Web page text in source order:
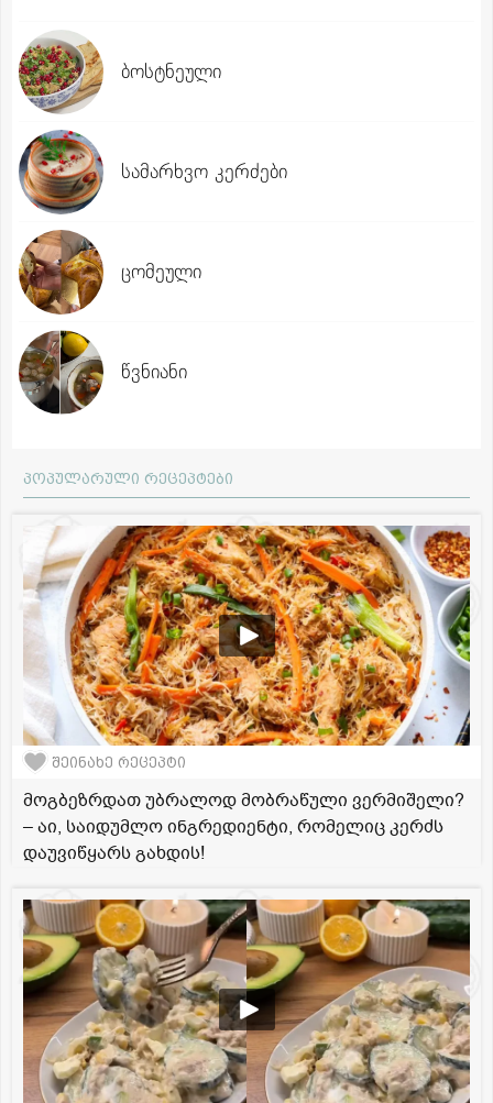
ბოსტნეული
სამარხვო კერძები
ცომეული
წვნიანი
პოპულარული რეცეპტები
შეინახე რეცეპტი
მოგბეზრდათ უბრალოდ მობრაწული ვერმიშელი?
– აი, საიდუმლო ინგრედიენტი, რომელიც კერძს
დაუვიწყარს გახდის!